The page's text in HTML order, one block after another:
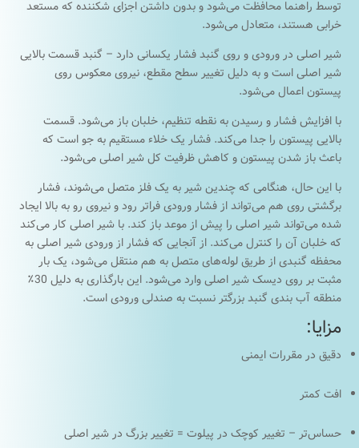
توسط راهنما محافظت می‌شود و بدون داشتن اجزای شکننده که مستعد
خرابی هستند، متعادل می‌شود.
شیر اصلی در ورودی و روی گنبد فشار یکسانی دارد – گنبد قسمت بالایی
شیر اصلی است و به دلیل تغییر سطح مقطع، نیروی معکوس روی
پیستون اعمال می‌شود.
با افزایش فشار و رسیدن به نقطه تنظیم، خلبان باز می‌شود. قسمت
بالایی پیستون را جدا می‌کند. فشار یک خلاء مستقیم به جو است که
باعث باز شدن پیستون و کاهش ظرفیت کل شیر اصلی می‌شود.
با این حال، هنگامی که چندین شیر به یک فلز متصل می‌شوند، فشار
برگشتی روی هم می‌تواند از فشار ورودی فراتر رود و نیروی رو به بالا ایجاد
شده می‌تواند شیر اصلی را پیش از موعد باز کند. با شیر اصلی کار می‌کند
که خلبان آن را کنترل می‌کند. از آنجایی که فشار از ورودی شیر اصلی به
محفظه گنبدی از طریق لوله‌های متصل به هم منتقل می‌شود، یک بار
مثبت بر روی دیسک شیر اصلی وارد می‌شود. این بارگذاری به دلیل 30٪
منطقه آب بندی گنبد بزرگتر نسبت به صندلی ورودی است.
مزایا:
دقیق در مقررات ایمنی
افت کمتر
حساس‌تر – تغییر کوچک در پیلوت = تغییر بزرگ در شیر اصلی